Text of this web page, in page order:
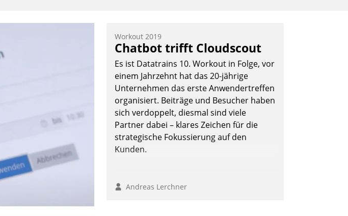
Workout 2019
Chatbot trifft Cloudscout
Es ist Datatrains 10. Workout in Folge, vor
einem Jahrzehnt hat das 20-jährige
Unternehmen das erste Anwendertreffen
organisiert. Beiträge und Besucher haben
sich verdoppelt, diesmal sind viele
Partner dabei – klares Zeichen für die
strategische Fokussierung auf den
Kunden.
Andreas Lerchner